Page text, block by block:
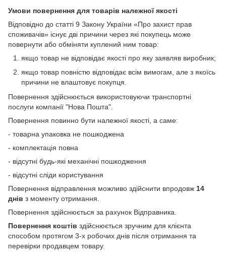
Умови повернення для товарів належної якості
Відповідно до статті 9 Закону України «Про захист прав
споживачів» існує дві причини через які покупець може
повернути або обміняти куплений ним товар:
якщо товар не відповідає якості про яку заявляв виробник;
якщо товар повністю відповідає всім вимогам, але з якоїсь
причини не влаштовує покупця.
Повернення здійснюється використовуючи транспортні
послуги компанії "Нова Пошта".
Повернення повинно бути належної якості, а саме:
- товарна упаковка не пошкоджена
- комплектація повна
- відсутні будь-які механічні пошкодження
- відсутні сліди користування
Повернення відправлення можливо здійснити впродовж 14
днів з моменту отримання.
Повернення здійснюється за рахунок Відправника.
Повернення коштів здійснюється зручним для клієнта
способом протягом 3-х робочих днів після отримання та
перевірки продавцем товару.